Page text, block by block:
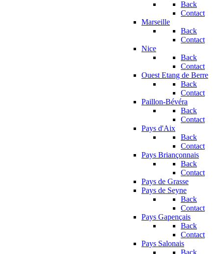
Back
Contact
Marseille
Back
Contact
Nice
Back
Contact
Ouest Etang de Berre
Back
Contact
Paillon-Bévéra
Back
Contact
Pays d'Aix
Back
Contact
Pays Briançonnais
Back
Contact
Pays de Grasse
Pays de Seyne
Back
Contact
Pays Gapençais
Back
Contact
Pays Salonais
Back